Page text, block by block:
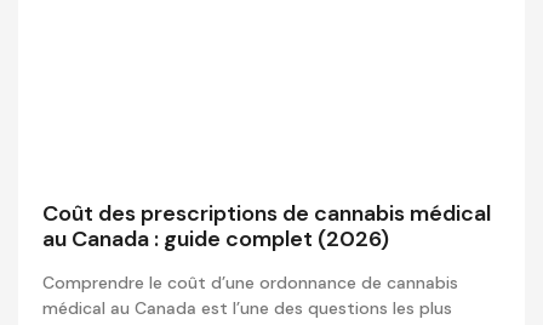
Coût des prescriptions de cannabis médical
au Canada : guide complet (2026)
Comprendre le coût d’une ordonnance de cannabis
médical au Canada est l’une des questions les plus